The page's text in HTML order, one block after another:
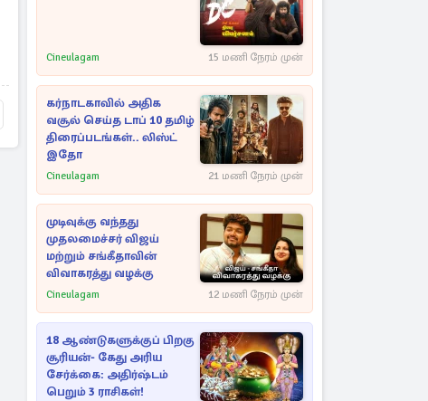
Cineulagam 15 மணி நேரம் முன்
கர்நாடகாவில் அதிக
வசூல் செய்த டாப் 10 தமிழ்
திரைப்படங்கள்.. லிஸ்ட்
இதோ
Cineulagam 21 மணி நேரம் முன்
முடிவுக்கு வந்தது
முதலமைச்சர் விஜய்
மற்றும் சங்கீதாவின்
விவாகரத்து வழக்கு
Cineulagam 12 மணி நேரம் முன்
18 ஆண்டுகளுக்குப் பிறகு
சூரியன்- கேது அரிய
சேர்க்கை: அதிர்ஷ்டம்
பெறும் 3 ராசிகள்!